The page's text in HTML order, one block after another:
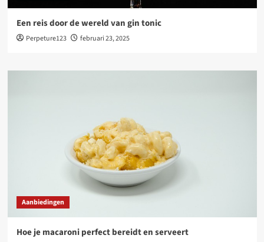
Een reis door de wereld van gin tonic
Perpeture123 februari 23, 2025
Aanbiedingen
Hoe je macaroni perfect bereidt en serveert